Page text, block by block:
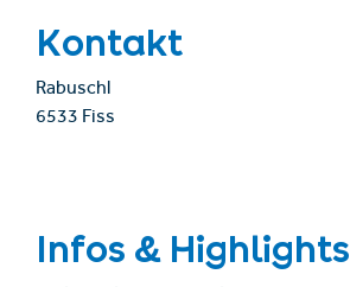
Kontakt
Rabuschl
6533 Fiss
Infos & Highlights